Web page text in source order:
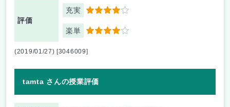
評価
充実 4
楽単 4
(2019/01/27) [3046009]
tamta さんの授業評価